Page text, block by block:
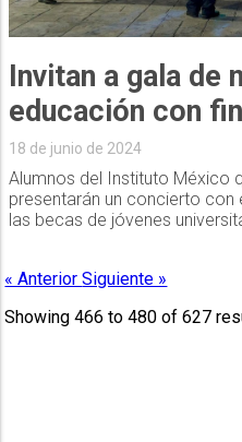
Invitan a gala de
educación con
18 de junio de 2024
Alumnos del Instituto México
presentarán un concierto
las becas de jóvenes
« AnteriorSiguiente »
Showing466 to480 of627